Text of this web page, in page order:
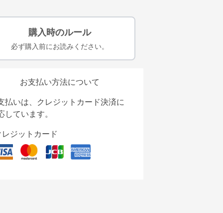
購入時のルール
必ず購入前にお読みください。
お支払い方法について
払いは、クレジットカード決済に
しています。
レジットカード